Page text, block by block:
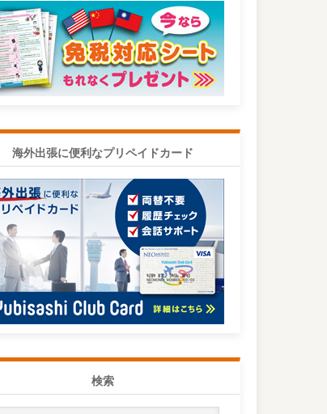
海外出張に便利なプリペイドカード
検索